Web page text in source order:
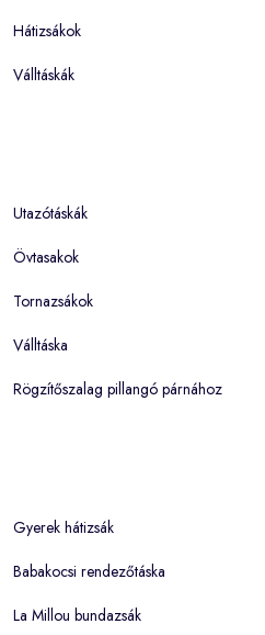
Hátizsákok
Válltáskák
Utazótáskák
Övtasakok
Tornazsákok
Válltáska
Rögzítőszalag pillangó párnához
Gyerek hátizsák
Babakocsi rendezőtáska
La Millou bundazsák